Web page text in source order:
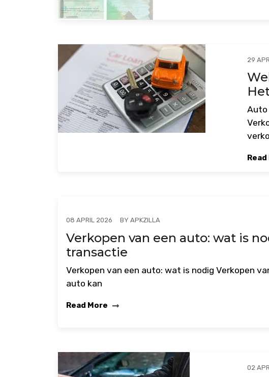
29
Auto
08 APRIL 2026 BY APKZILLA
Verkopen van een auto: wat is
transactie
Verkopen van een auto: wat is nodig Verkopen
auto kan
Read More
02